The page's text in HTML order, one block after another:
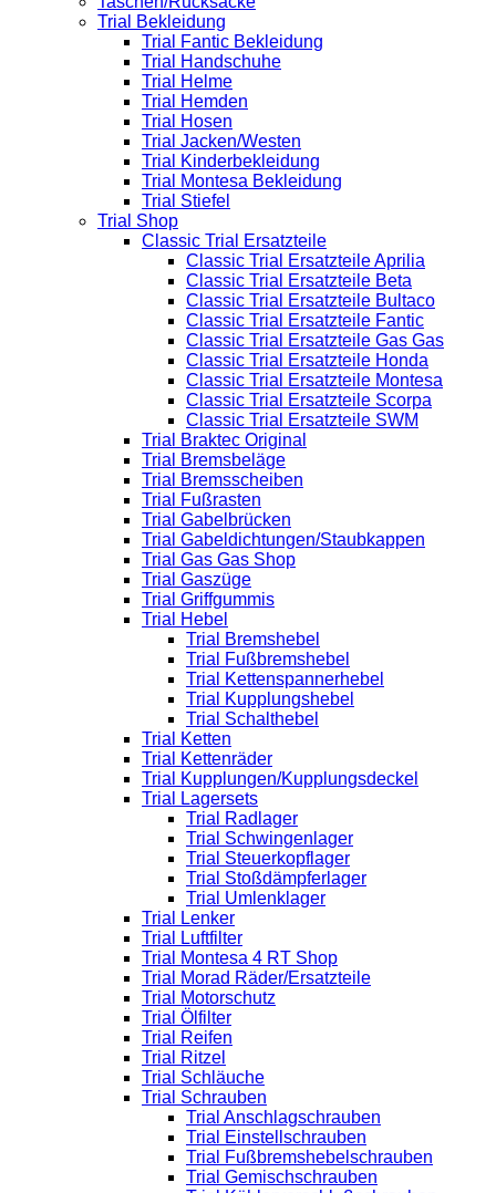
Trial Bekleidung
Trial Fantic Bekleidung
Trial Handschuhe
Trial Helme
Trial Hemden
Trial Hosen
Trial Jacken/Westen
Trial Kinderbekleidung
Trial Montesa Bekleidung
Trial Stiefel
Trial Shop
Classic Trial Ersatzteile
Classic Trial Ersatzteile Aprilia
Classic Trial Ersatzteile Beta
Classic Trial Ersatzteile Bultaco
Classic Trial Ersatzteile Fantic
Classic Trial Ersatzteile Gas Gas
Classic Trial Ersatzteile Honda
Classic Trial Ersatzteile Montesa
Classic Trial Ersatzteile Scorpa
Classic Trial Ersatzteile SWM
Trial Braktec Original
Trial Bremsbeläge
Trial Bremsscheiben
Trial Fußrasten
Trial Gabelbrücken
Trial Gabeldichtungen/Staubkappen
Trial Gas Gas Shop
Trial Gaszüge
Trial Griffgummis
Trial Hebel
Trial Bremshebel
Trial Fußbremshebel
Trial Kettenspannerhebel
Trial Kupplungshebel
Trial Schalthebel
Trial Ketten
Trial Kettenräder
Trial Kupplungen/Kupplungsdeckel
Trial Lagersets
Trial Radlager
Trial Schwingenlager
Trial Steuerkopflager
Trial Stoßdämpferlager
Trial Umlenklager
Trial Lenker
Trial Luftfilter
Trial Montesa 4 RT Shop
Trial Morad Räder/Ersatzteile
Trial Motorschutz
Trial Ölfilter
Trial Reifen
Trial Ritzel
Trial Schläuche
Trial Schrauben
Trial Anschlagschrauben
Trial Einstellschrauben
Trial Fußbremshebelschrauben
Trial Gemischschrauben